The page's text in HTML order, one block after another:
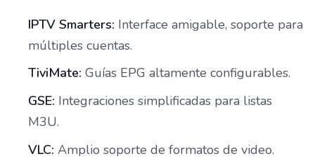
IPTV Smarters: Interface amigable, soporte para
múltiples cuentas.
TiviMate: Guías EPG altamente configurables.
GSE: Integraciones simplificadas para listas
M3U.
VLC: Amplio soporte de formatos de video.